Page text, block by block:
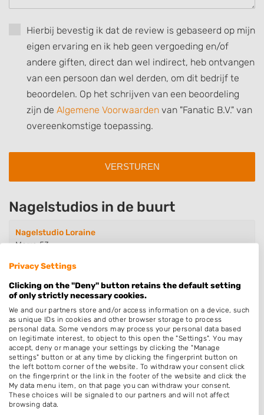
Hierbij bevestig ik dat de review is gebaseerd op mijn
eigen ervaring en ik heb geen vergoeding en/of
andere giften, direct dan wel indirect, heb ontvangen
van een persoon dan wel derden, om dit bedrijf te
beoordelen. Op het schrijven van een beoordeling
zijn de Algemene Voorwaarden van "Fanatic B.V." van
overeenkomstige toepassing.
Nagelstudios in de buurt
Nagelstudio Loraine
Morra 53
Op 1,53 km afstand
NHM Beauty Creator
Nieuwstraat 41-201
8011TM Zwolle
Op 1,77 km afstand
Nail Center Zwolle
Voorsterhof 6
Privacy Settings
Clicking on the "Deny" button retains the default setting
of only strictly necessary cookies.
We and our partners store and/or access information on a device, such
as unique IDs in cookies and other browser storage to process
personal data. Some vendors may process your personal data based
on legitimate interest, to object to this open the "Settings". You may
accept, deny or manage your settings by clicking the "Manage
settings" button or at any time by clicking the fingerprint button on
the left bottom corner of the website. To withdraw your consent click
on the fingerprint or the link in the footer of the website and click the
My data menu item, on that page you can withdraw your consent.
These choices will be signaled to our partners and will not affect
browsing data.